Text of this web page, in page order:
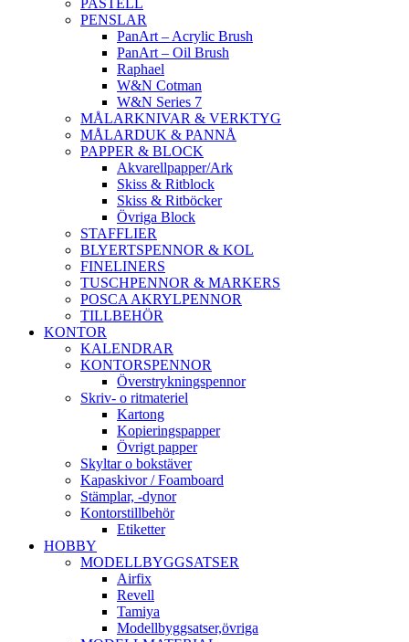
PENSLAR
PanArt – Acrylic Brush
PanArt – Oil Brush
Raphael
W&N Cotman
W&N Series 7
MÅLARKNIVAR & VERKTYG
MÅLARDUK & PANNÅ
PAPPER & BLOCK
Akvarellpapper/Ark
Skiss & Ritblock
Skiss & Ritböcker
Övriga Block
STAFFLIER
BLYERTSPENNOR & KOL
FINELINERS
TUSCHPENNOR & MARKERS
POSCA AKRYLPENNOR
TILLBEHÖR
KONTOR
KALENDRAR
KONTORSPENNOR
Överstrykningspennor
Skriv- o ritmateriel
Kartong
Kopieringspapper
Övrigt papper
Skyltar o bokstäver
Kapaskivor / Foamboard
Stämplar, -dynor
Kontorstillbehör
Etiketter
HOBBY
MODELLBYGGSATSER
Airfix
Revell
Tamiya
Modellbyggsatser,övriga